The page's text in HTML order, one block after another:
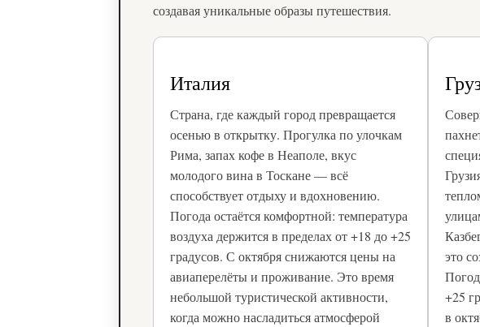
создавая уникальные образы путешествия.
Италия
Страна, где каждый город превращается
осенью в открытку. Прогулка по улочкам
Рима, запах кофе в Неаполе, вкус
молодого вина в Тоскане — всё
способствует отдыху и вдохновению.
Погода остаётся комфортной: температура
воздуха держится в пределах от +18 до +25
градусов. С октября снижаются цены на
авиаперелёты и проживание. Это время
небольшой туристической активности,
когда можно насладиться атмосферой
это
+25
в